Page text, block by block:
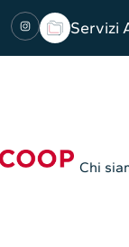
Servizi
Chi